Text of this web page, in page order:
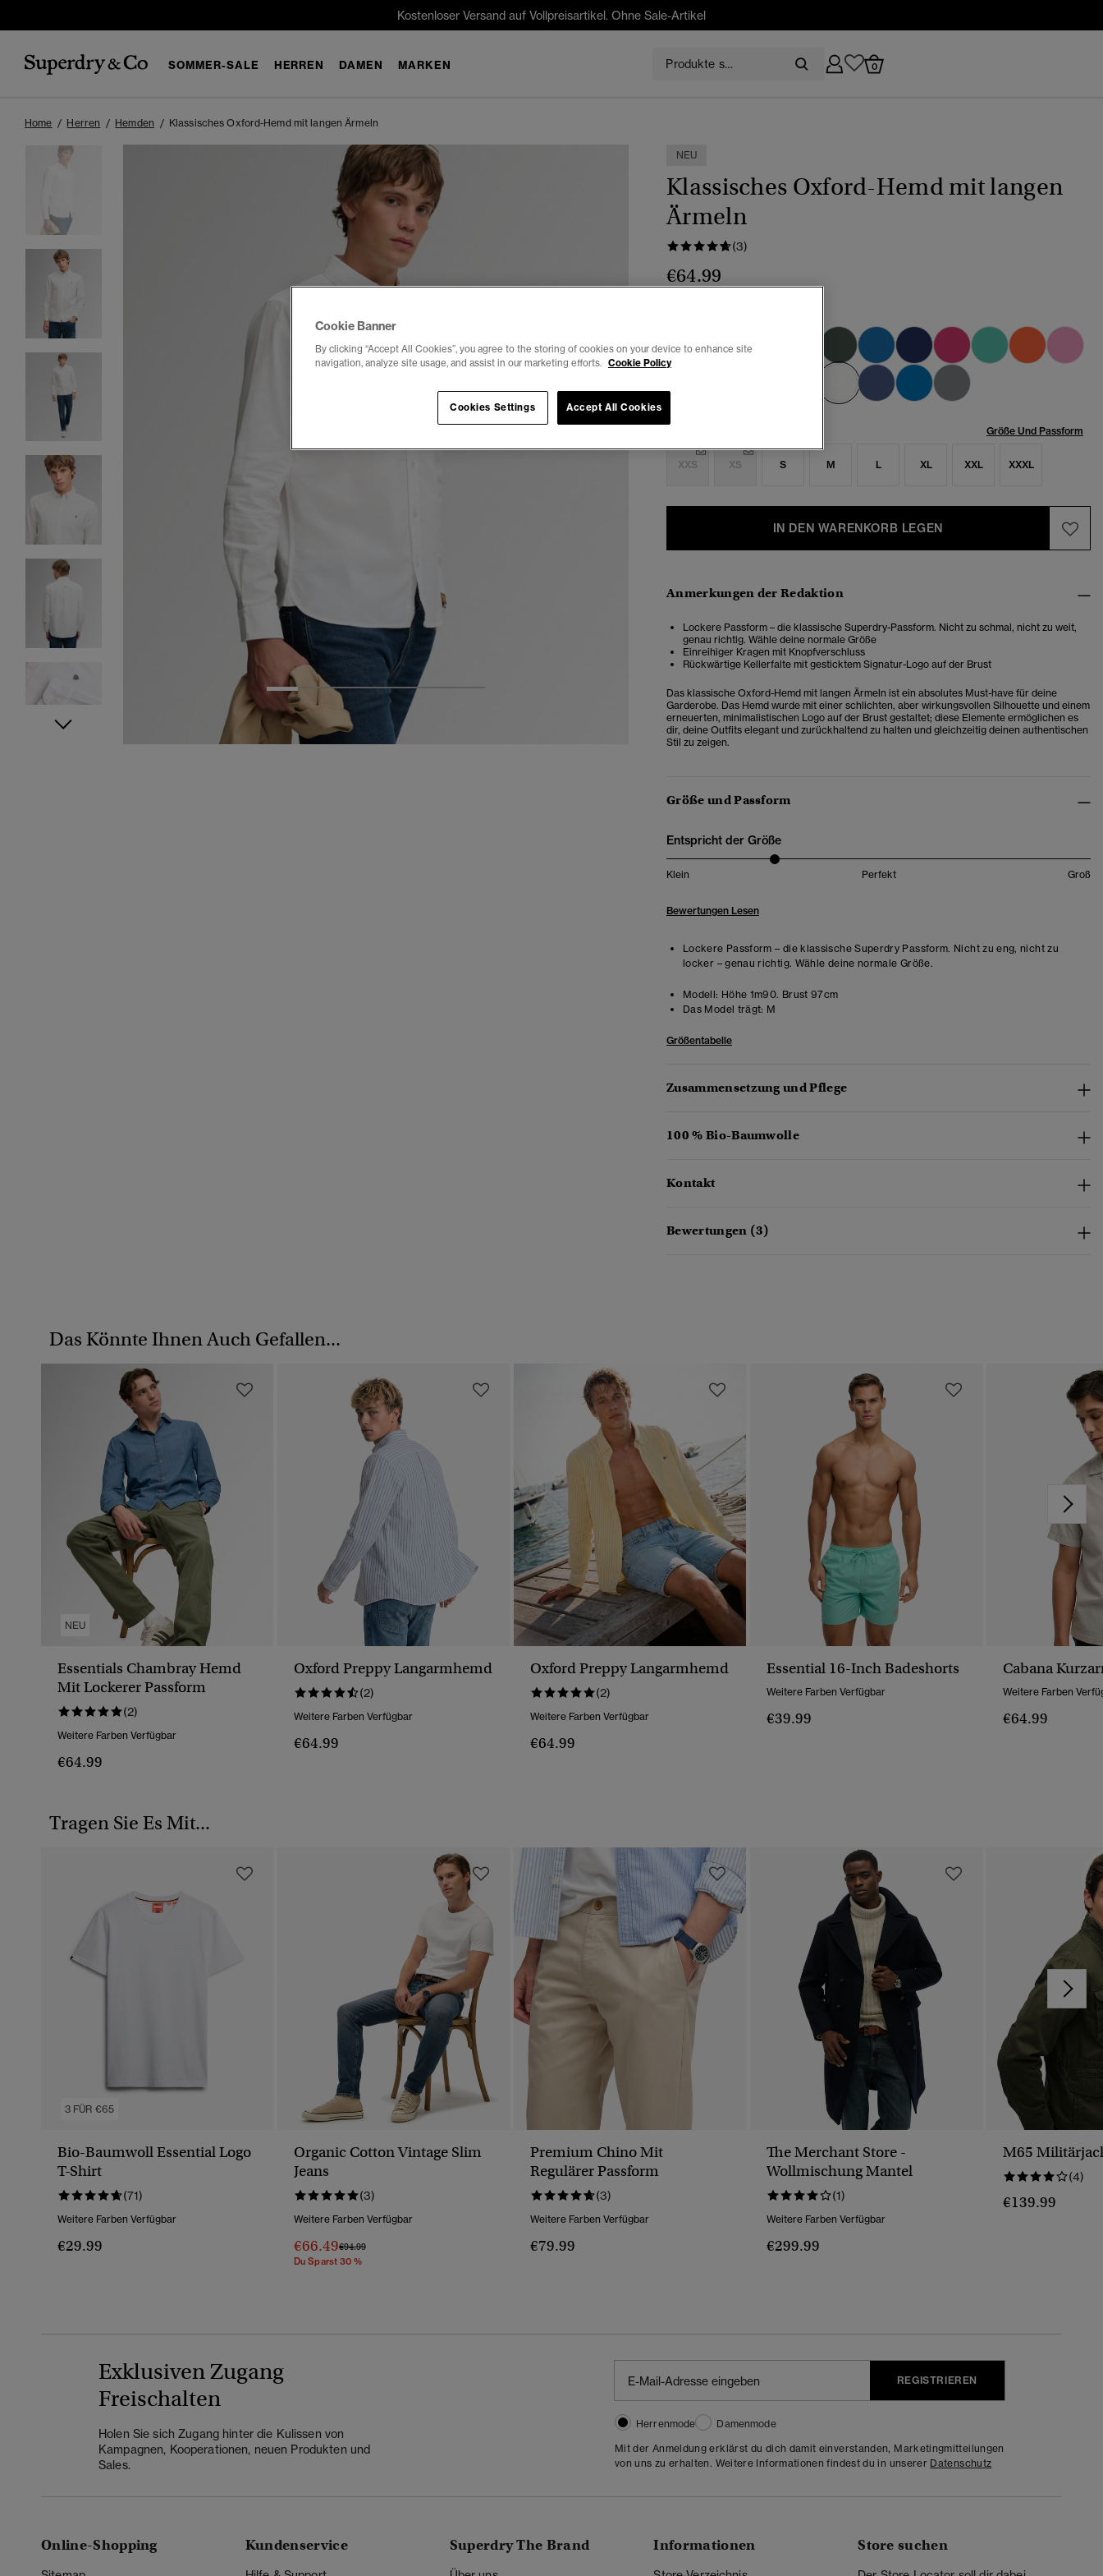
Kostenloser Versand auf Vollpreisartikel. Ohne Sale-Artikel
SOMMER-SALE HERREN DAMEN MARKEN 0
Home Herren Hemden Klassisches Oxford-Hemd mit langen Ärmeln
2 3
NEU
Klassisches Oxford-Hemd mit langen
Ärmeln
(3)
€64.99
Ausgewählt
Auswählen Größe: Größe Und Passform
XXS XS S M L XL XXL XXXL
IN DEN WARENKORB LEGEN
Anmerkungen der Redaktion
Lockere Passform – die klassische Superdry-Passform. Nicht zu schmal, nicht zu weit,
genau richtig. Wähle deine normale Größe
Einreihiger Kragen mit Knopfverschluss
Rückwärtige Kellerfalte mit gesticktem Signatur-Logo auf der Brust
Das klassische Oxford-Hemd mit langen Ärmeln ist ein absolutes Must-have für deine
Garderobe. Das Hemd wurde mit einer schlichten, aber wirkungsvollen Silhouette und einem
erneuerten, minimalistischen Logo auf der Brust gestaltet; diese Elemente ermöglichen es
dir, deine Outfits elegant und zurückhaltend zu halten und gleichzeitig deinen authentischen
Stil zu zeigen.
Größe und Passform
Entspricht der Größe
Klein Perfekt Groß
Bewertungen Lesen
Lockere Passform – die klassische Superdry Passform. Nicht zu eng, nicht zu
locker – genau richtig. Wähle deine normale Größe.
Modell: Höhe 1m90. Brust 97cm
Das Model trägt: M
Größentabelle
Zusammensetzung und Pflege
100 % Bio-Baumwolle
Kontakt
Bewertungen (3)
Das Könnte Ihnen Auch Gefallen...
NEU
Essentials Chambray Hemd
Mit Lockerer Passform
(2)
Weitere Farben Verfügbar
€64.99
Oxford Preppy Langarmhemd
(2)
Weitere Farben Verfügbar
€64.99
Oxford Preppy Langarmhemd
(2)
Weitere Farben Verfügbar
€64.99
Essential 16-Inch Badeshorts
Weitere Farben Verfügbar
€39.99
Cabana
Weitere Farben
€64.99
Tragen Sie Es Mit...
3 FÜR €65
Bio-Baumwoll Essential Logo
T-Shirt
(71)
Weitere Farben Verfügbar
€29.99
Organic Cotton Vintage Slim
Jeans
(3)
Weitere Farben Verfügbar
€66.49Preis Wurde Reduziert Von
€94.99Bis
Du Sparst 30 %
Premium Chino Mit
Regulärer Passform
(3)
Weitere Farben Verfügbar
€79.99
The Merchant Store -
Wollmischung Mantel
(1)
Weitere Farben Verfügbar
€299.99
M65
(4)
€139.99
Exklusiven Zugang
Freischalten
Holen Sie sich Zugang hinter die Kulissen von
Kampagnen, Kooperationen, neuen Produkten und
Sales.
REGISTRIEREN
Herrenmode
Damenmode
Mit der Anmeldung erklärst du dich damit einverstanden, Marketingmitteilungen
von uns zu erhalten. Weitere Informationen findest du in unserer Datenschutz
Online-Shopping Kundenservice Superdry The Brand Informationen Store suchen
Cookie Banner
By clicking “Accept All Cookies”, you agree to the storing of cookies on your device to enhance site
navigation, analyze site usage, and assist in our marketing efforts. Cookie Policy
Accept All Cookies
Cookies Settings